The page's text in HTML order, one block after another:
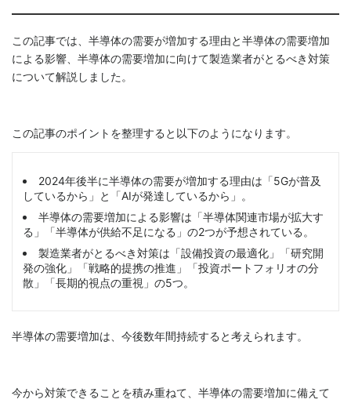
この記事では、半導体の需要が増加する理由と半導体の需要増加
による影響、半導体の需要増加に向けて製造業者がとるべき対策
について解説しました。
この記事のポイントを整理すると以下のようになります。
2024年後半に半導体の需要が増加する理由は「5Gが普及
しているから」と「AIが発達しているから」。
半導体の需要増加による影響は「半導体関連市場が拡大す
る」「半導体が供給不足になる」の2つが予想されている。
製造業者がとるべき対策は「設備投資の最適化」「研究開
発の強化」「戦略的提携の推進」「投資ポートフォリオの分
散」「長期的視点の重視」の5つ。
半導体の需要増加は、今後数年間持続すると考えられます。
今から対策できることを積み重ねて、半導体の需要増加に備えて